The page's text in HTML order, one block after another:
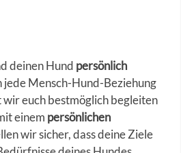
deinen Hund persönlich
jede Mensch-Hund-Beziehung
euch bestmöglich begleiten
einem persönlichen
wir sicher, dass deine Ziele